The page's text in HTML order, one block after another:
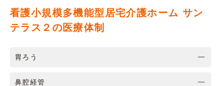
看護小規模多機能型居宅介護ホーム サン
テラス２の医療体制
胃ろう
鼻腔経管